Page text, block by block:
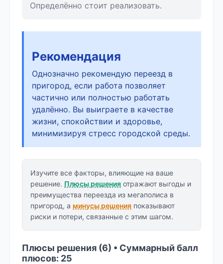
Определённо стоит реализовать.
Рекомендация
Однозначно рекомендую переезд в
пригород, если работа позволяет
частично или полностью работать
удалённо. Вы выиграете в качестве
жизни, спокойствии и здоровье,
минимизируя стресс городской среды.
Изучите все факторы, влияющие на ваше
решение. Плюсы решения отражают выгоды и
преимущества переезда из мегаполиса в
пригород, а минусы решения показывают
риски и потери, связанные с этим шагом.
Плюсы решения (6) • Суммарный балл
плюсов: 25